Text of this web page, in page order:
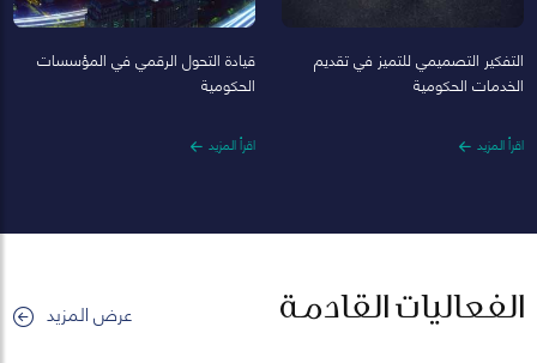
التفكير التصميمي للتميز في تقديم
الخدمات الحكومية
اقرأ المزيد
قيادة التحول الرقمي في المؤسسات
الحكومية
اقرأ المزيد
الفعاليات القادمة عرض المزيد